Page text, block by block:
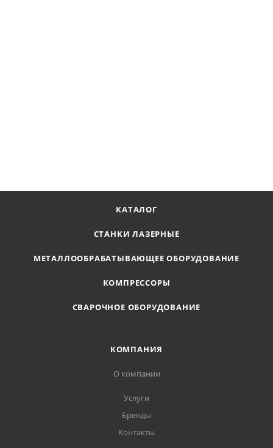
КАТАЛОГ
СТАНКИ ЛАЗЕРНЫЕ
МЕТАЛЛООБРАБАТЫВАЮЩЕЕ ОБОРУДОВАНИЕ
КОМПРЕССОРЫ
СВАРОЧНОЕ ОБОРУДОВАНИЕ
КОМПАНИЯ
О компании
Услуги
Бренды
Контакты